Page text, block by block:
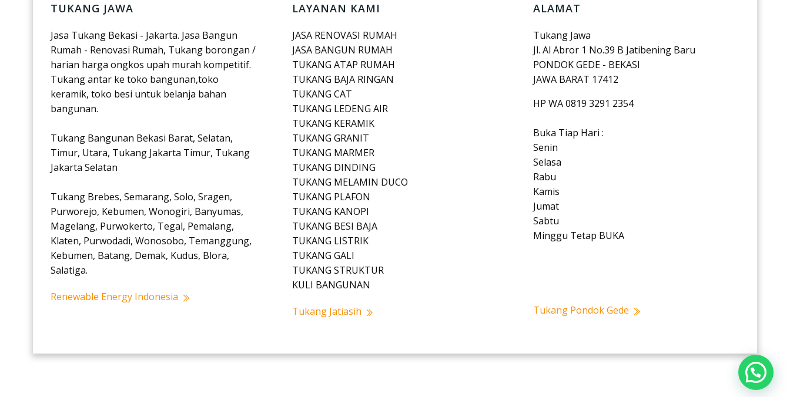
TUKANG JAWA
Jasa Tukang Bekasi - Jakarta. Jasa Bangun
Rumah - Renovasi Rumah, Tukang borongan /
harian harga ongkos upah murah kompetitif.
Tukang antar ke toko bangunan,toko
keramik, toko besi untuk belanja bahan
bangunan.
Tukang Bangunan Bekasi Barat, Selatan,
Timur, Utara, Tukang Jakarta Timur, Tukang
Jakarta Selatan
Tukang Brebes, Semarang, Solo, Sragen,
Purworejo, Kebumen, Wonogiri, Banyumas,
Magelang, Purwokerto, Tegal, Pemalang,
Klaten, Purwodadi, Wonosobo, Temanggung,
Kebumen, Batang, Demak, Kudus, Blora,
Salatiga.
Renewable Energy Indonesia
LAYANAN KAMI
JASA RENOVASI RUMAH
JASA BANGUN RUMAH
TUKANG ATAP RUMAH
TUKANG BAJA RINGAN
TUKANG CAT
TUKANG LEDENG AIR
TUKANG KERAMIK
TUKANG GRANIT
TUKANG MARMER
TUKANG DINDING
TUKANG MELAMIN DUCO
TUKANG PLAFON
TUKANG KANOPI
TUKANG BESI BAJA
TUKANG LISTRIK
TUKANG GALI
TUKANG STRUKTUR
KULI BANGUNAN
Tukang Jatiasih
ALAMAT
Tukang Jawa
Jl. Al Abror 1 No.39 B Jatibening Baru
PONDOK GEDE - BEKASI
JAWA BARAT 17412
HP WA 0819 3291 2354
Buka Tiap Hari :
Senin
Selasa
Rabu
Kamis
Jumat
Sabtu
Minggu Tetap BUKA
Tukang Pondok Gede